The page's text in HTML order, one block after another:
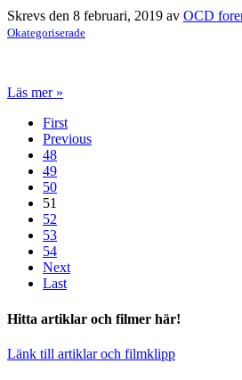
Skrevs den 8 februari, 2019 av OCD
Okategoriserade
Läs mer »
First
Previous
48
49
50
51
52
53
54
Next
Last
Hitta artiklar och filmer här!
Länk till artiklar och filmklipp